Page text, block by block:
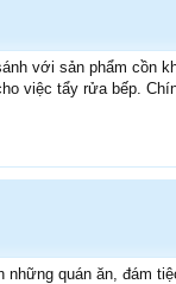
với sản phẩm cồn
việc tẩy rửa bếp.
quán ăn, đám